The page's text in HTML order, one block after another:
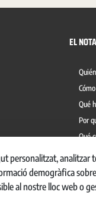
EL
Qué
Por
Qué
personalitzat, analitzar
demogràfica
al nostre lloc web o